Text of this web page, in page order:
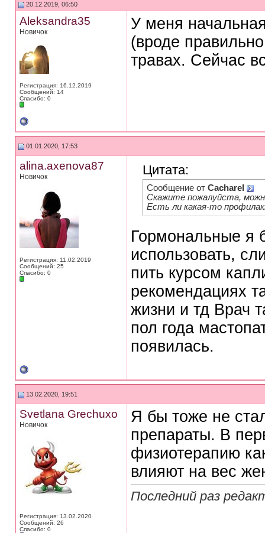
20.12.2019, 06:50
Aleksandra35
Новичок
Регистрация: 16.12.2019
Сообщений: 14
Спасибо: 0
У меня
(вроде
травах. Сейчас
01.01.2020, 17:53
alina.axenova87
Новичок
Регистрация: 11.02.2019
Сообщений: 25
Спасибо: 0
Цитата:
Сообщение от Cacharel
Скажите пожалуйста,
Есть ли какая-то
Гормональные я
использовать,
пить курсом
рекомендациях
жизни и тд Врач
пол года
появилась.
13.02.2020, 19:51
Svetlana Grechuxo
Новичок
Регистрация: 13.02.2020
Сообщений: 26
Спасибо: 0
Я бы тоже не
препараты. В
физиотерапию
влияют на вес
Последний раз